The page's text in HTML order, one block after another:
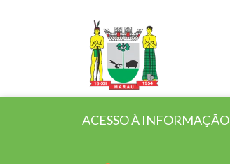
ACESSO À INFORMAÇÃO